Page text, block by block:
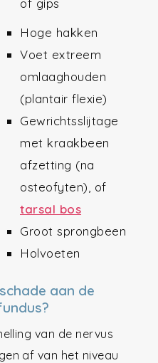
of gips
Hoge hakken
Voet extreem
omlaaghouden
(plantair flexie)
Gewrichtsslijtage
met kraakbeen
afzetting (na
osteofyten), of
tarsal bos
Groot sprongbeen
Holvoeten
aan de
van de nervus
af van het niveau